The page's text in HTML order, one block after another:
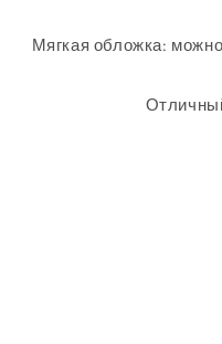
Мягкая обложка: